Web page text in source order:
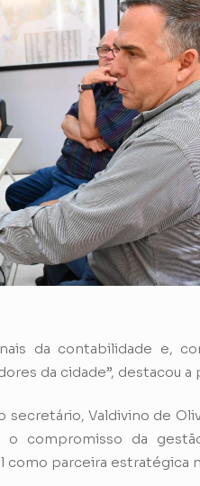
da contabilidade e,
da cidade”, destacou a
secretário, Valdivino de
o compromisso da
como parceira